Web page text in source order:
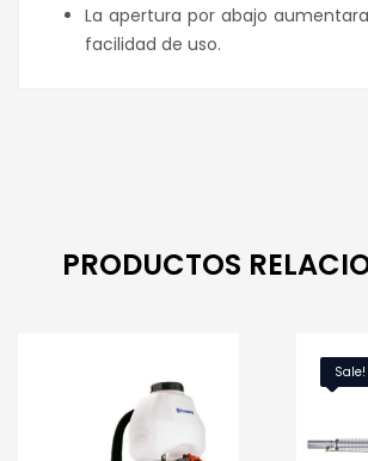
La apertura por abajo
facilidad de uso.
PRODUCTOS